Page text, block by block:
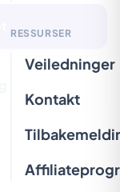
RESSURSER
Veiledninger
Kontakt